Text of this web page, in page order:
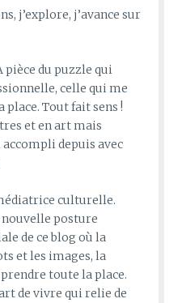
j’explore, j’avance sur
pièce du puzzle qui
celle qui me
Tout fait sens !
et en art mais
depuis avec
culturelle.
nouvelle posture
de ce blog où la
et les images, la
toute la place.
de vivre qui relie de